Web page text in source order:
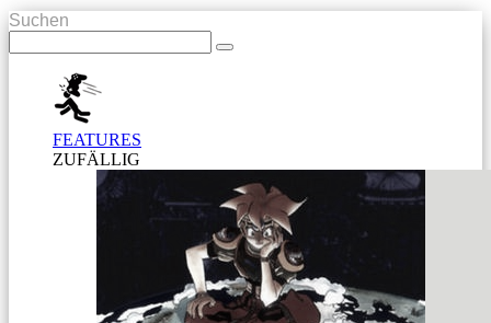
Suchen
FEATURES
ZUFÄLLIG